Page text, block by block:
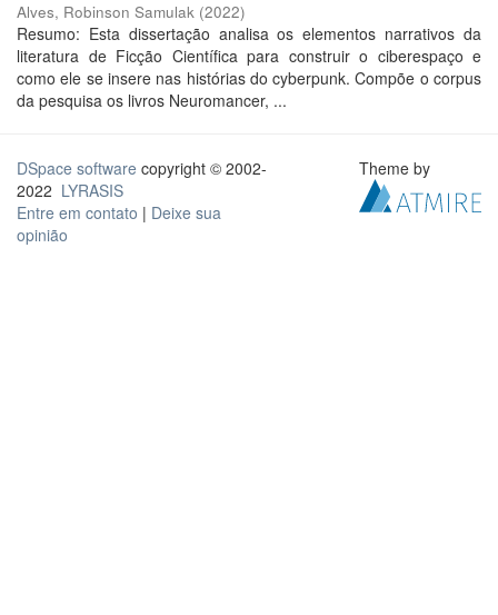
Alves, Robinson Samulak (2022)
Resumo: Esta dissertação analisa os elementos narrativos da
literatura de Ficção Científica para construir o ciberespaço e
como ele se insere nas histórias do cyberpunk. Compõe o corpus
da pesquisa os livros Neuromancer, ...
DSpace software copyright © 2002-
2022 LYRASIS
Entre em contato | Deixe sua
opinião
Theme by